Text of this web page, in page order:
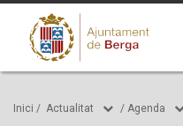
Inici / Actualitat / Agenda